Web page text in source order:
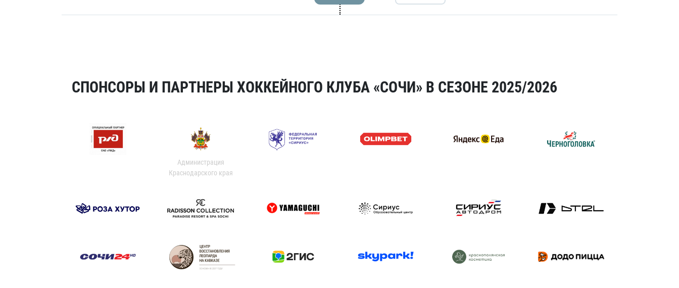
СПОНСОРЫ И ПАРТНЕРЫ ХОККЕЙНОГО КЛУБА «СОЧИ» В СЕЗОНЕ 2025/2026
Администрация
Краснодарского края